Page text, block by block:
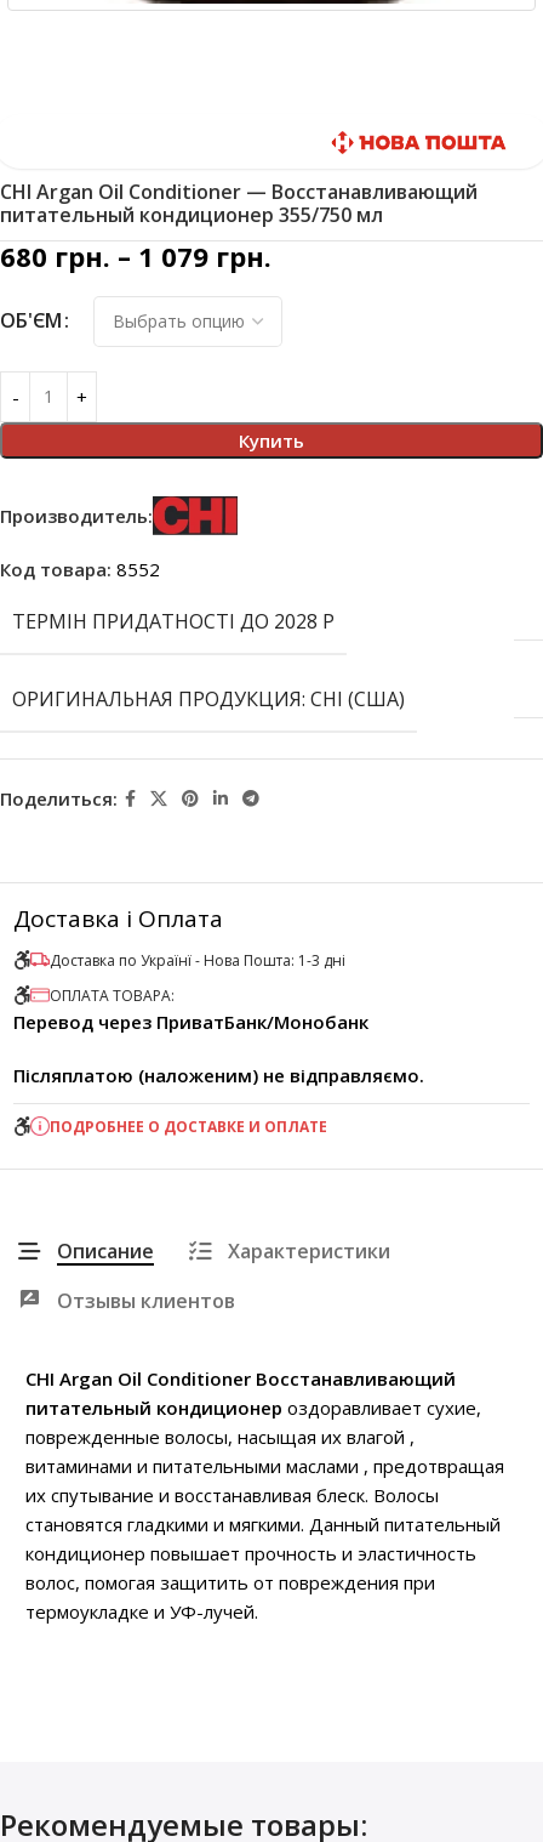
CHI Argan Oil Conditioner — Восстанавливающий
питательный кондиционер 355/750 мл
680 грн. – 1 079 грн.
ОБ'ЄМ
Купить
Производитель:
Код товара: 8552
ТЕРМІН ПРИДАТНОСТІ ДО 2028 Р
ОРИГИНАЛЬНАЯ ПРОДУКЦИЯ: CHI (США)
Поделиться:
Доставка і Оплата
Доставка по Українї - Нова Пошта: 1-3 дні
ОПЛАТА ТОВАРА:
Перевод через ПриватБанк/Монобанк
Післяплатою (наложеним) не відправляємо.
ПОДРОБНЕЕ О ДОСТАВКЕ И ОПЛАТЕ
Описание
Характеристики
Отзывы клиентов
CHI Argan Oil Conditioner Восстанавливающий
питательный кондиционер оздоравливает сухие,
поврежденные волосы, насыщая их влагой ,
витаминами и питательными маслами , предотвращая
их спутывание и восстанавливая блеск. Волосы
становятся гладкими и мягкими. Данный питательный
кондиционер повышает прочность и эластичность
волос, помогая защитить от повреждения при
термоукладке и УФ-лучей.
Рекомендуемые товары: